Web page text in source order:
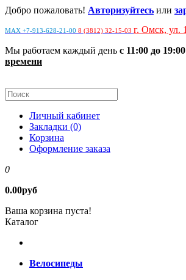
Добро пожаловать! Авторизуйтесь или
MAX +7-913-628-21-00 8 (3812) 32-15-03 г. Омск, ул.
Мы работаем каждый день с 11:00 до 19:00
времени
Личный кабинет
Закладки (0)
Корзина
Оформление заказа
0
0.00руб
Ваша корзина пуста!
Каталог
Велосипеды